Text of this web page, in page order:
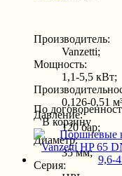
Производитель:
Vanzetti;
Мощность:
1,1-5,5 кВт;
0,126-0,51
Давление:
120 бар;
Диаметр:
35 мм;
Серия:
По
В корзину